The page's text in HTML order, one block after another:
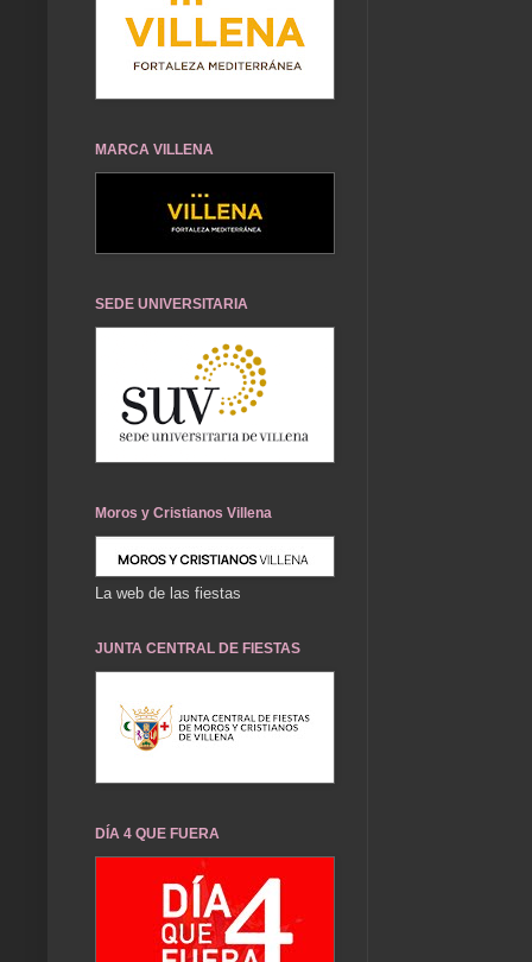
MARCA VILLENA
SEDE UNIVERSITARIA
Moros y Cristianos Villena
La web de las fiestas
JUNTA CENTRAL DE FIESTAS
DÍA 4 QUE FUERA